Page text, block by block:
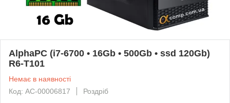
AlphaPC (i7-6700 • 16Gb • 500Gb • ssd 120Gb)
R6-T101
Немає в наявності
Код: AC-00006817
Роздріб